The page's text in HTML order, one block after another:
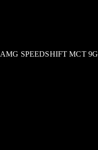
AMG SPEEDSHIFT MCT 9G